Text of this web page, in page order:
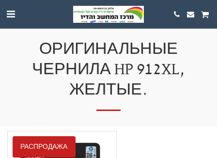
ОРИГИНАЛЬНЫЕ
ЧЕРНИЛА HP 912XL,
ЖЕЛТЫЕ.
РАСПРОДАЖА